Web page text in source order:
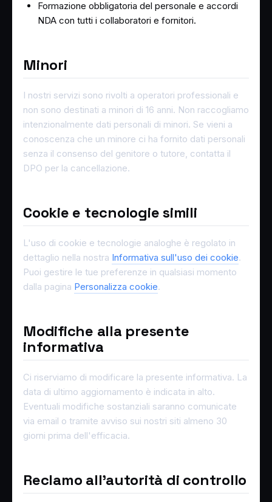
Formazione obbligatoria del personale e accordi
NDA con tutti i collaboratori e fornitori.
Minori
I nostri servizi sono rivolti a operatori professionali e
non sono destinati a minori di 16 anni. Non raccogliamo
intenzionalmente dati personali di minori. Se vieni a
conoscenza che un minore ci ha fornito dati personali
senza il consenso del genitore o tutore, contatta il
DPO per la cancellazione.
Cookie e tecnologie simili
L'uso di cookie e tecnologie analoghe è regolato in
dettaglio nella nostra Informativa sull'uso dei cookie.
Puoi gestire le tue preferenze in qualsiasi momento
dalla pagina Personalizza cookie.
Modifiche alla presente
informativa
Ci riserviamo di modificare la presente informativa. La
data di ultimo aggiornamento è indicata in alto.
Eventuali modifiche sostanziali saranno comunicate
via email o tramite avviso sui nostri siti almeno 30
giorni prima dell'efficacia.
Reclamo all'autorità di controllo